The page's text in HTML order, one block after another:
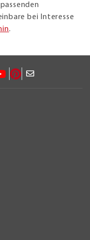
bei Interesse
.